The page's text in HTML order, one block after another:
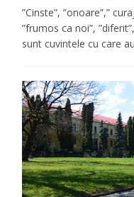
”Cinste”, ”onoare”,”
”frumos ca noi”,
sunt cuvintele cu care